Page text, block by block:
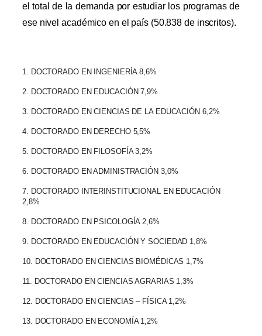
el total de la demanda por estudiar los programas de
ese nivel académico en el país (50.838 de inscritos).
1. DOCTORADO EN INGENIERÍA 8,6%
2. DOCTORADO EN EDUCACIÓN 7,9%
3. DOCTORADO EN CIENCIAS DE LA EDUCACIÓN 6,2%
4. DOCTORADO EN DERECHO 5,5%
5. DOCTORADO EN FILOSOFÍA 3,2%
6. DOCTORADO EN ADMINISTRACIÓN 3,0%
7. DOCTORADO INTERINSTITUCIONAL EN EDUCACIÓN
2,8%
8. DOCTORADO EN PSICOLOGÍA 2,6%
9. DOCTORADO EN EDUCACIÓN Y SOCIEDAD 1,8%
10. DOCTORADO EN CIENCIAS BIOMÉDICAS 1,7%
11. DOCTORADO EN CIENCIAS AGRARIAS 1,3%
12. DOCTORADO EN CIENCIAS – FÍSICA 1,2%
13. DOCTORADO EN ECONOMÍA 1,2%